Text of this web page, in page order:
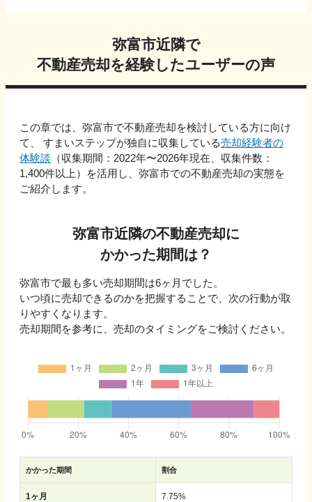
弥富市近隣で
不動産売却を経験したユーザーの声
この章では、 弥富市で不動産売却を検討している方に向け
て、 すまいステップが独自に収集している売却経験者の
体験談 （収集期間：2022年〜2026年現在、収集件数：
1,400件以上）を活用し、 弥富市での不動産売却の実態を
ご紹介します。
弥富市近隣の不動産売却に
かかった期間は？
弥富市で最も多い売却期間は6ヶ月 でした。
いつ頃に売却できるのかを把握することで、次の行動が取
りやすくなります。
売却期間を参考に、売却のタイミングをご検討ください。
かかった期間 割合
1ヶ月 7.75%